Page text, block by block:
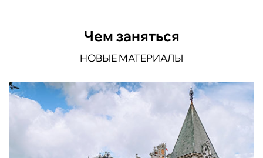
Чем заняться
НОВЫЕ МАТЕРИАЛЫ